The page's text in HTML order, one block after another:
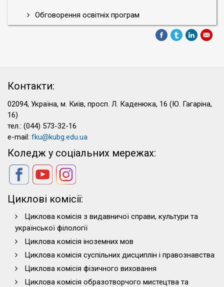
Обговорення освітніх програм
Контакти:
02094, Україна, м. Київ, просп. Л. Каденюка, 16 (Ю. Гагаріна,
16)
тел.: (044) 573-32-16
e-mail: fku@kubg.edu.ua
Коледж у соціальних мережах:
Циклові комісії:
Циклова комісія з видавничої справи, культури та
української філології
Циклова комісія іноземних мов
Циклова комісія суспільних дисциплін і правознавства
Циклова комісія фізичного виховання
Циклова комісія образотворчого мистецтва та